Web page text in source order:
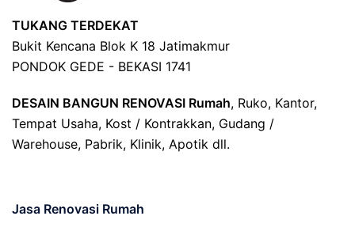
TUKANG TERDEKAT
Bukit Kencana Blok K 18 Jatimakmur
PONDOK GEDE - BEKASI 1741
DESAIN BANGUN RENOVASI Rumah, Ruko, Kantor,
Tempat Usaha, Kost / Kontrakkan, Gudang /
Warehouse, Pabrik, Klinik, Apotik dll.
Jasa Renovasi Rumah